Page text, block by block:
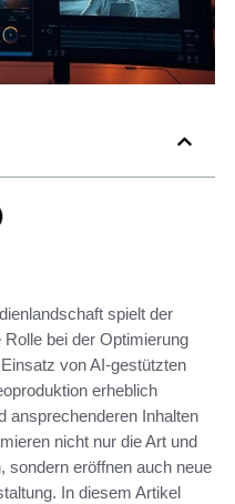
spielt der
bei der Optimierung
von AI-gestützten
erheblich
ansprechenderen Inhalten
nicht nur die Art und
sondern eröffnen auch neue
In diesem Artikel